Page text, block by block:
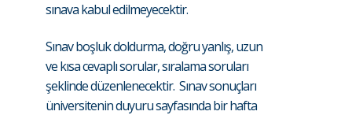
sınava kabul edilmeyecektir.
Sınav boşluk doldurma, doğru yanlış, uzun
ve kısa cevaplı sorular, sıralama soruları
şeklinde düzenlenecektir. Sınav sonuçları
üniversitenin duyuru sayfasında bir hafta